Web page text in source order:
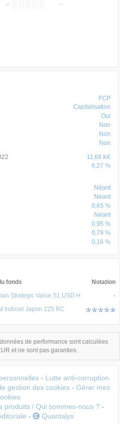
- -
FCP
Capitalisation
Oui
Non
Non
Non
11,68 K€
6,27 %
Néant
Néant
0,65 %
Néant
0,95 %
0,79 %
0,16 %
fonds
Notation
Strategic Value S1 USD H
-
Indiciel Japon 225 RC
de performance sont calculées
et ne sont pas garanties.
- Lutte anti-corruption
gestion des cookies - Gérer mes
produits / Qui sommes-nous ? -
- Quantalys